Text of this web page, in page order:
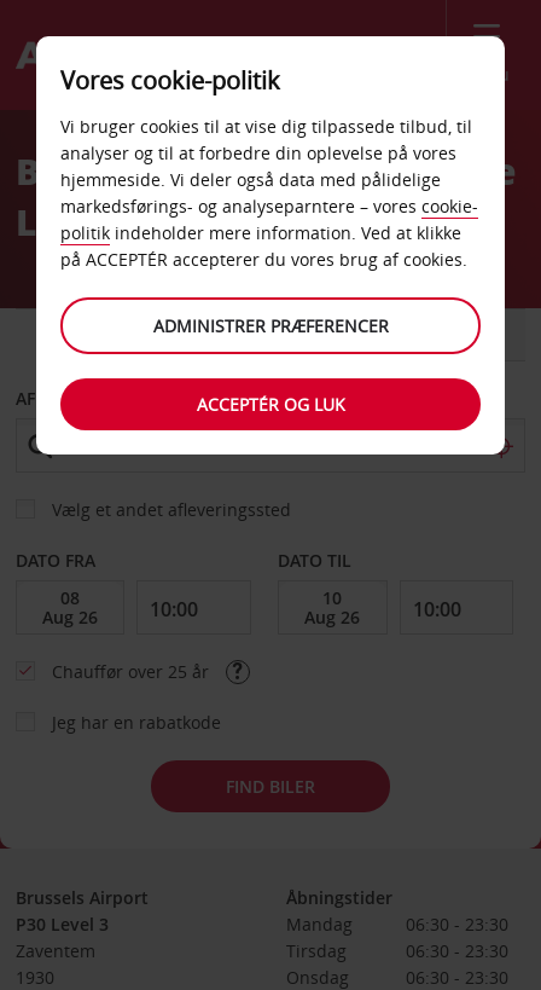
Menu
Welcome
AvisBilleje Bruxelles Nationale
Lufthavn
VAREVOGN
AFHENT FRA
Vælg et andet afleveringssted
DATO FRA DATO TIL
Chauffør over 25 år
Jeg har en rabatkode
FIND BILER
Brussels Airport
P30 Level 3
Zaventem
1930
Åbningstider
Mandag
06:30 - 23:30
Tirsdag
06:30 - 23:30
Onsdag
06:30 - 23:30
Vores cookie-politik
Vi bruger cookies til at vise dig tilpassede tilbud, til
analyser og til at forbedre din oplevelse på vores
hjemmeside. Vi deler også data med pålidelige
markedsførings- og analyseparntere – vores cookie-
politik indeholder mere information. Ved at klikke
på ACCEPTÉR accepterer du vores brug af cookies.
ADMINISTRER PRÆFERENCER
ACCEPTÉR OG LUK